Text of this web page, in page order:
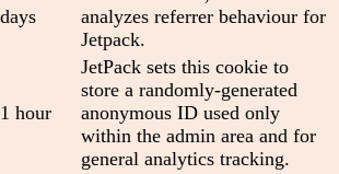
days
analyzes referrer behaviour for
Jetpack.
1 hour
JetPack sets this cookie to
store a randomly-generated
anonymous ID used only
within the admin area and for
general analytics tracking.